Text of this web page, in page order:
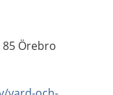
Örebro